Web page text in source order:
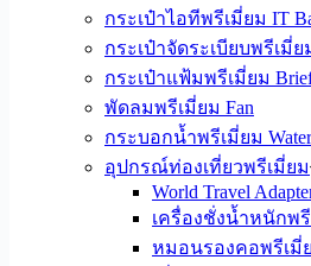
กระเป๋าไอทีพรีเมี่ยม IT
กระเป๋าจัดระเบียบพรีเมี่ย
กระเป๋าแฟ้มพรีเมี่ยม
พัดลมพรีเมี่ยม Fan
กระบอกน้ำพรีเมี่ยม
อุปกรณ์ท่องเที่ยวพรีเมี่ยม
World Travel
เครื่องชั่งน้ำหนักพ
หมอนรองคอพรีเมี่